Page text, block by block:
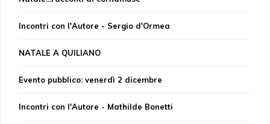
Incontri con l'Autore - Sergio d'Ormea
NATALE A QUILIANO
Evento pubblico: venerdì 2 dicembre
Incontri con l'Autore - Mathilde Bonetti